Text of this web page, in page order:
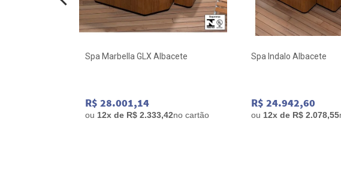
Spa Marbella GLX Albacete
R$ 28.001,14
ou 12x de R$ 2.333,42no cartão
Spa Indalo Albacete
R$ 24.942,60
ou 12x de R$ 2.078,55